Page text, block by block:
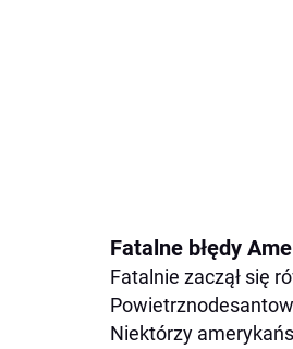
Fatalne błędy
Fatalnie zaczął się
Niektórzy